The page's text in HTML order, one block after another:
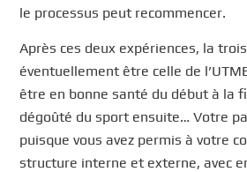
le processus peut recommencer.
Après ces deux expériences, la
éventuellement être celle de
être en bonne santé du début à la
dégoûté du sport ensuite… Votre
puisque vous avez permis à votre
structure interne et externe, avec